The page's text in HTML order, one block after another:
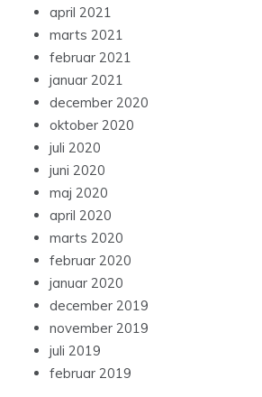
april 2021
marts 2021
februar 2021
januar 2021
december 2020
oktober 2020
juli 2020
juni 2020
maj 2020
april 2020
marts 2020
februar 2020
januar 2020
december 2019
november 2019
juli 2019
februar 2019